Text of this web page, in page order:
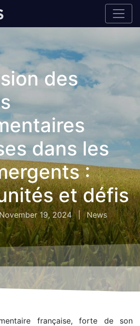
des
dans les
:
et défis
November 19, 2024 | News
française, forte de son